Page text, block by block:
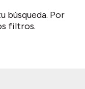
búsqueda. Por
filtros.